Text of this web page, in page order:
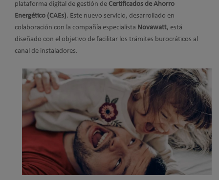
plataforma digital de gestión de Certificados de Ahorro
Energético (CAEs). Este nuevo servicio, desarrollado en
colaboración con la compañía especialista Novawatt, está
diseñado con el objetivo de facilitar los trámites burocráticos al
canal de instaladores.